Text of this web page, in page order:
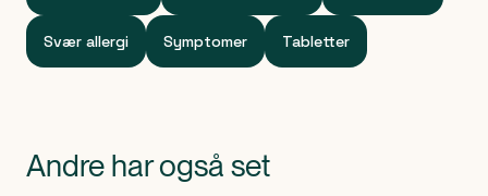
Svær allergi Symptomer Tabletter
Andre har også set